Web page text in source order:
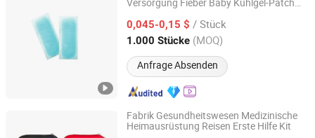
Versorgung Fieber Baby Kühlgel-Patch
0,045-0,15 $ / Stück
1.000 Stücke (MOQ)
Anfrage Absenden
Yangzhou Goldenwell Import&Export Co., Ltd.
Jiangsu, China Seit 2020
Fabrik Gesundheitswesen Medizinische
Heimausrüstung Reisen Erste Hilfe Kit
Ningbo Yiyuankang International Trade Co., Ltd.